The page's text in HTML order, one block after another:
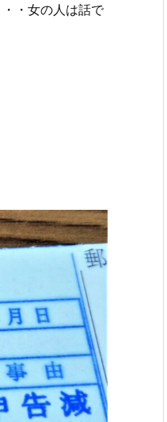
・女の人は話で